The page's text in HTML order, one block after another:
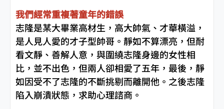
我們經常重複著童年的錯誤
志隆是某大畢業高材生，高大帥氣、才華橫溢，
是人見人愛的才子型帥哥。靜如不算漂亮，但耐
看文靜、善解人意，與圍繞志隆身邊的女性相
比，並不出色，但兩人卻相愛了五年，最後，靜
如因受不了志隆的不斷挑剔而離開他。之後志隆
陷入崩潰狀態，求助心理諮商。